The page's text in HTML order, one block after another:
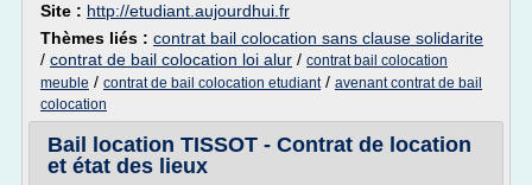
Site : http://etudiant.aujourdhui.fr
Thèmes liés : contrat bail colocation sans clause solidarite
/ contrat de bail colocation loi alur / contrat bail colocation
meuble / contrat de bail colocation etudiant/ avenant contrat de bail
colocation
Bail location TISSOT - Contrat de location
et état des lieux